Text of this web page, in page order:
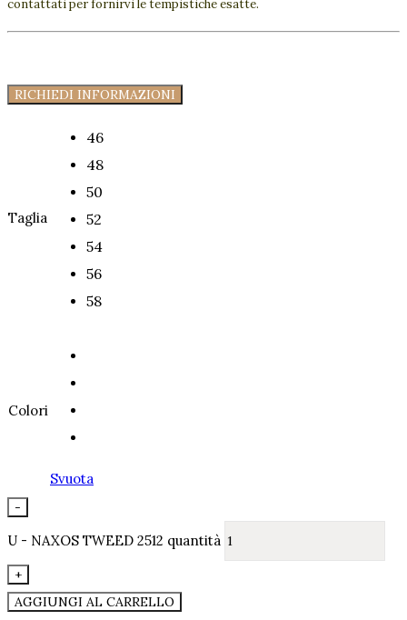
contattati per fornirvi le tempistiche esatte.
RICHIEDI INFORMAZIONI
Taglia
46
48
50
52
54
56
58
Colori
Svuota
-
U - NAXOS TWEED 2512 quantità
+
AGGIUNGI AL CARRELLO